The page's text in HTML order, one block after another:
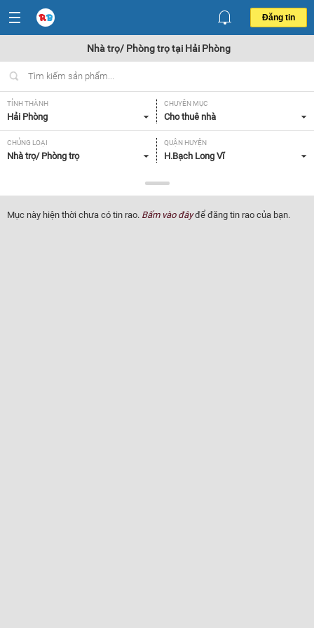
Đăng tin
Nhà trọ/ Phòng trọ tại Hải Phòng
TỈNH THÀNH
Hải Phòng
CHUYÊN MỤC
Cho thuê nhà
CHỦNG LOẠI
Nhà trọ/ Phòng trọ
QUẬN HUYỆN
H.Bạch Long Vĩ
Tất cả
TIỆN ÍCH
Tất cả
Mục này hiện thời chưa có tin rao. Bấm vào đâyđể đăng tin rao của bạn.